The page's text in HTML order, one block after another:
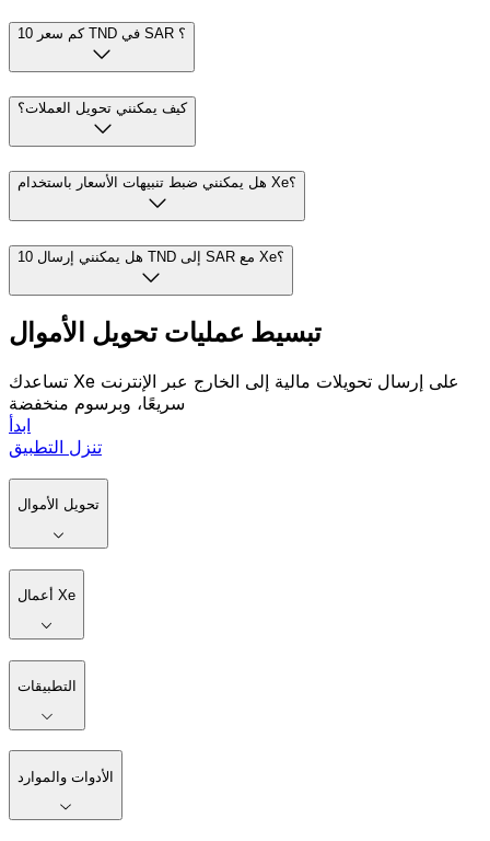
كم سعر 10 TND في SAR ؟
كيف يمكنني تحويل العملات؟
هل يمكنني ضبط تنبيهات الأسعار باستخدام Xe؟
هل يمكنني إرسال 10 TND إلى SAR مع Xe؟
تبسيط عمليات تحويل الأموال
تساعدك Xe على إرسال تحويلات مالية إلى الخارج عبر الإنترنت
سريعًا، وبرسوم منخفضة
ابدأ
تنزل التطبيق
تحويل الأموال
أعمال Xe
التطبيقات
الأدوات والموارد